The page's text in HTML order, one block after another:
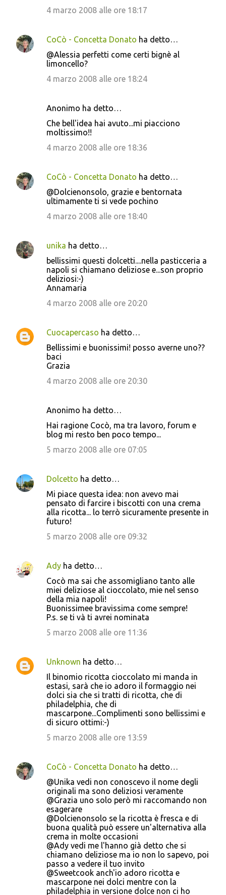
4 marzo 2008 alle ore 18:17
CoCò - Concetta Donato ha detto…
@Alessia perfetti come certi bignè al
limoncello?
4 marzo 2008 alle ore 18:24
Anonimo ha detto…
Che bell'idea hai avuto...mi piacciono
moltissimo!!
4 marzo 2008 alle ore 18:36
CoCò - Concetta Donato ha detto…
@Dolcienonsolo, grazie e bentornata
ultimamente ti si vede pochino
4 marzo 2008 alle ore 18:40
unika ha detto…
bellissimi questi dolcetti....nella pasticceria a
napoli si chiamano deliziose e...son proprio
deliziosi:-)
Annamaria
4 marzo 2008 alle ore 20:20
Cuocapercaso ha detto…
Bellissimi e buonissimi! posso averne uno??
baci
Grazia
4 marzo 2008 alle ore 20:30
Anonimo ha detto…
Hai ragione Cocò, ma tra lavoro, forum e
blog mi resto ben poco tempo...
5 marzo 2008 alle ore 07:05
Dolcetto ha detto…
Mi piace questa idea: non avevo mai
pensato di farcire i biscotti con una crema
alla ricotta... lo terrò sicuramente presente in
futuro!
5 marzo 2008 alle ore 09:32
Ady ha detto…
Cocò ma sai che assomigliano tanto alle
miei deliziose al cioccolato, mie nel senso
della mia napoli!
Buonissimee bravissima come sempre!
P.s. se ti và ti avrei nominata
5 marzo 2008 alle ore 11:36
Unknown ha detto…
Il binomio ricotta cioccolato mi manda in
estasi, sarà che io adoro il formaggio nei
dolci sia che si tratti di ricotta, che di
philadelphia, che di
mascarpone...Complimenti sono bellissimi e
di sicuro ottimi:-)
5 marzo 2008 alle ore 13:59
CoCò - Concetta Donato ha detto…
@Unika vedi non conoscevo il nome degli
originali ma sono deliziosi veramente
@Grazia uno solo però mi raccomando non
esagerare
@Dolcienonsolo se la ricotta è fresca e di
buona qualità può essere un'alternativa alla
crema in molte occasioni
@Ady vedi me l'hanno già detto che si
chiamano deliziose ma io non lo sapevo, poi
passo a vedere il tuo invito
@Sweetcook anch'io adoro ricotta e
mascarpone nei dolci mentre con la
philadelphia in versione dolce non ci ho